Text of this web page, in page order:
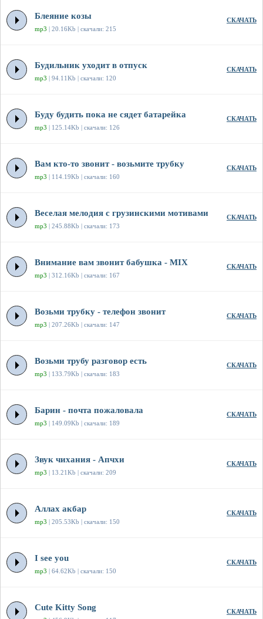
Блеяние козы
mp3 | 20.16Kb | скачали: 215
СКАЧАТЬ
Будильник уходит в отпуск
mp3 | 94.11Kb | скачали: 120
СКАЧАТЬ
Буду будить пока не сядет батарейка
mp3 | 125.14Kb | скачали: 126
СКАЧАТЬ
Вам кто-то звонит - возьмите трубку
mp3 | 114.19Kb | скачали: 160
СКАЧАТЬ
Веселая мелодия с грузинскими мотивами
mp3 | 245.88Kb | скачали: 173
СКАЧАТЬ
Внимание вам звонит бабушка - MIX
mp3 | 312.16Kb | скачали: 167
СКАЧАТЬ
Возьми трубку - телефон звонит
mp3 | 207.26Kb | скачали: 147
СКАЧАТЬ
Возьми трубу разговор есть
mp3 | 133.79Kb | скачали: 183
СКАЧАТЬ
Барин - почта пожаловала
mp3 | 149.09Kb | скачали: 189
СКАЧАТЬ
Звук чихания - Апчхи
mp3 | 13.21Kb | скачали: 209
СКАЧАТЬ
Аллах акбар
mp3 | 205.53Kb | скачали: 150
СКАЧАТЬ
I see you
mp3 | 64.62Kb | скачали: 150
СКАЧАТЬ
Cute Kitty Song СКАЧАТЬ